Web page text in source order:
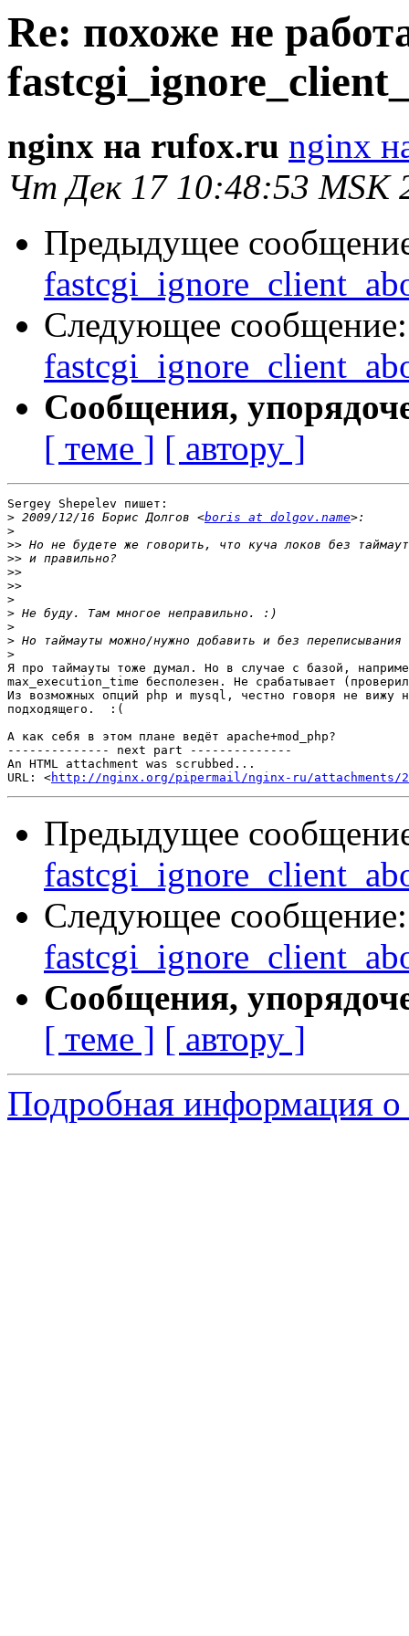
Re: похоже не
nginx на rufox.ru nginx
Чт Дек 17 10:48:53 MSK
Предыдущее
Следующее
Сообщения,
[ теме ] [ автору ]
Sergey Shepelev пишет:
> 2009/12/16 Борис Долгов <boris at dolgov.name
>
>>
>>
>>
>>
>
>
>
>
>
Я про таймауты тоже думал. Но в случае с базой,
max_execution_time бесполезен. Не срабатывает
Из возможных опций php и mysql, честно говоря не вижу
подходящего.  :(
А как себя в этом плане ведёт apache+mod_php?
-------------- next part --------------
An HTML attachment was scrubbed...
URL: <http://nginx.org/pipermail/nginx-ru/attachments/
Предыдущее
Следующее
Сообщения,
[ теме ] [ автору ]
Подробная информация